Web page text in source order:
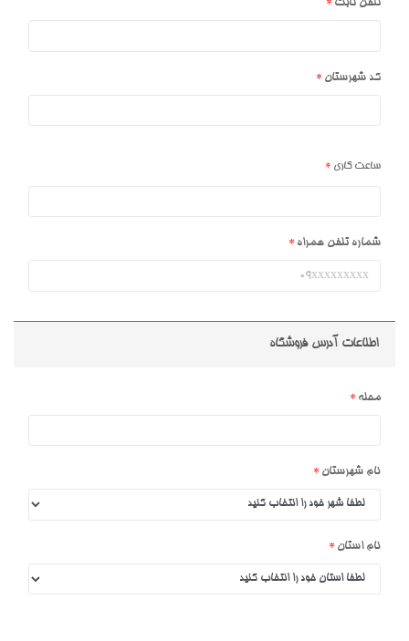
تلفن ثابت
کد شهرستان
ساعت کاری
شماره تلفن همراه
اطلاعات آدرس فروشگاه
محله
نام شهرستان
نام استان